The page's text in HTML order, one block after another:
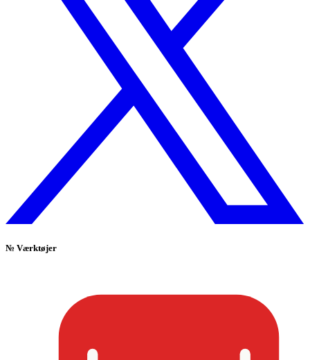
№ Værktøjer